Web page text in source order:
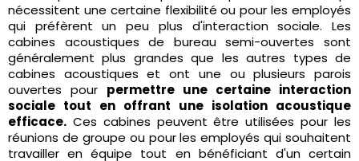
nécessitent une certaine flexibilité ou pour les employés
qui préfèrent un peu plus d'interaction sociale. Les
cabines acoustiques de bureau semi-ouvertes sont
généralement plus grandes que les autres types de
cabines acoustiques et ont une ou plusieurs parois
ouvertes pour permettre une certaine interaction
sociale tout en offrant une isolation acoustique
efficace. Ces cabines peuvent être utilisées pour les
réunions de groupe ou pour les employés qui souhaitent
travailler en équipe tout en bénéficiant d'un certain